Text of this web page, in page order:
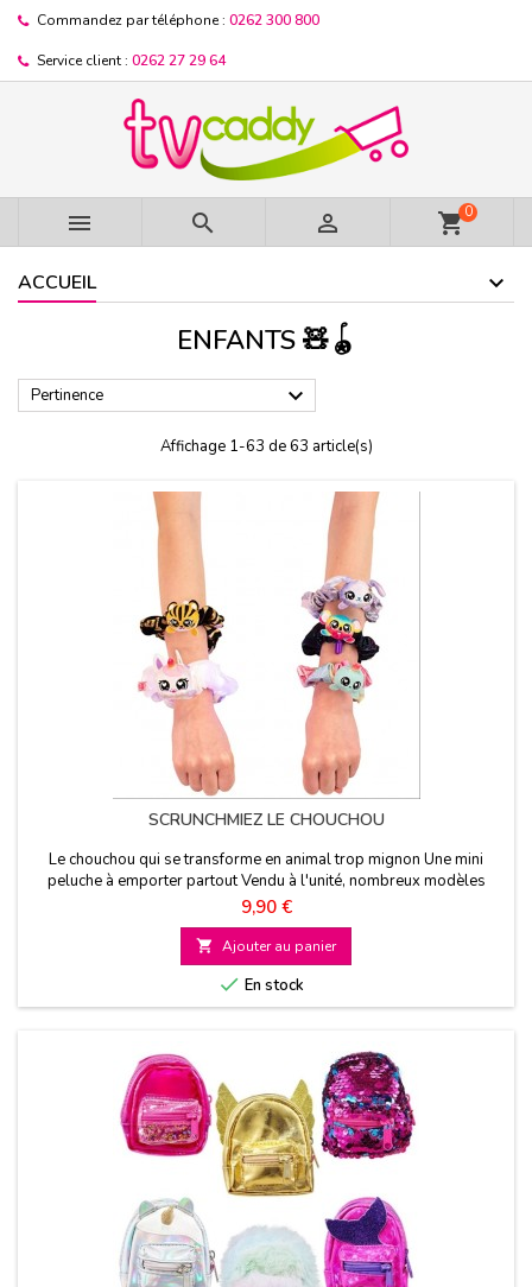
Commandez par téléphone : 0262 300 800
Service client : 0262 27 29 64
   shopping_cart0
ACCUEIL
ENFANTS 🧸🪀
Pertinence 
Affichage 1-63 de 63 article(s)
SCRUNCHMIEZ LE CHOUCHOU
Le chouchou qui se transforme en animal trop mignon Une mini
peluche à emporter partout Vendu à l'unité, nombreux modèles
disponibles A partir de 5 ans
Prix
9,90 €
 Ajouter au panier
 En stock